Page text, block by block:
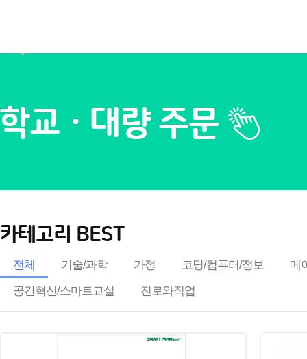
카테고리 BEST
전체 기술/과학 가정 코딩/컴퓨터/정보
메
공간혁신/스마트교실
진로와직업